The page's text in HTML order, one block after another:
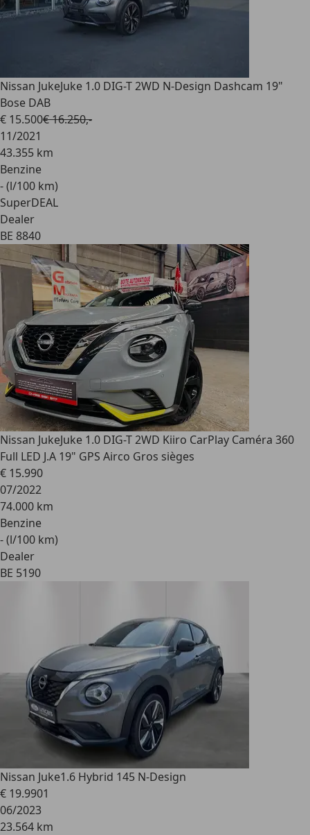
Nissan JukeJuke 1.0 DIG-T 2WD N-Design Dashcam 19"
Bose DAB
€ 15.500€ 16.250,-
11/2021
43.355 km
Benzine
- (l/100 km)
SuperDEAL
Dealer
BE 8840
Nissan JukeJuke 1.0 DIG-T 2WD Kiiro CarPlay Caméra 360
Full LED J.A 19" GPS Airco Gros sièges
€ 15.990
07/2022
74.000 km
Benzine
- (l/100 km)
Dealer
BE 5190
Nissan Juke1.6 Hybrid 145 N-Design
€ 19.9901
06/2023
23.564 km